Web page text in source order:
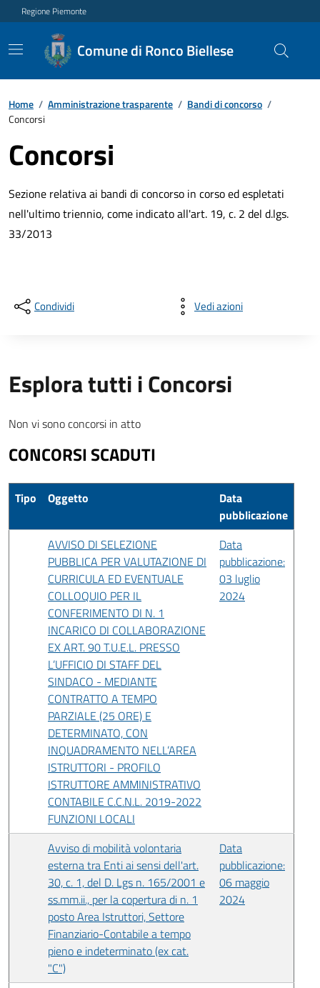
Regione Piemonte
Comune di Ronco Biellese
Home / Amministrazione trasparente / Bandi di concorso /
Concorsi
Concorsi
Sezione relativa ai bandi di concorso in corso ed espletati
nell'ultimo triennio, come indicato all'art. 19, c. 2 del d.lgs.
33/2013
Condividi Vedi azioni
Esplora tutti i Concorsi
Non vi sono concorsi in atto
CONCORSI SCADUTI
Tipo Oggetto
Data
pubblicazione
AVVISO DI SELEZIONE
PUBBLICA PER VALUTAZIONE DI
CURRICULA ED EVENTUALE
COLLOQUIO PER IL
CONFERIMENTO DI N. 1
INCARICO DI COLLABORAZIONE
EX ART. 90 T.U.E.L. PRESSO
L’UFFICIO DI STAFF DEL
SINDACO - MEDIANTE
CONTRATTO A TEMPO
PARZIALE (25 ORE) E
DETERMINATO, CON
INQUADRAMENTO NELL’AREA
ISTRUTTORI - PROFILO
ISTRUTTORE AMMINISTRATIVO
CONTABILE C.C.N.L. 2019-2022
FUNZIONI LOCALI
Data
pubblicazione:
03 luglio
2024
Avviso di mobilità volontaria
esterna tra Enti ai sensi dell'art.
30, c. 1, del D. Lgs n. 165/2001 e
ss.mm.ii., per la copertura di n. 1
posto Area Istruttori, Settore
Finanziario-Contabile a tempo
pieno e indeterminato (ex cat.
"C")
Data
pubblicazione:
06 maggio
2024